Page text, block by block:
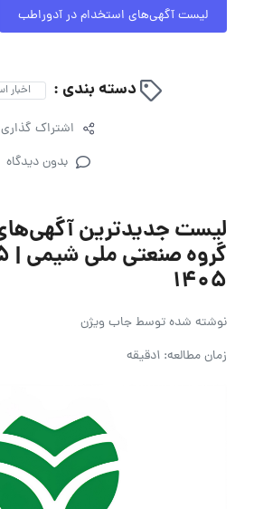
لیست آگهی‌های استخدام در آدوراطب
دسته بندی : اخبار
اشتراک گذاری
بدون دیدگاه
لیست جدیدترین
۱۴۰۵
نوشته شده توسطجاب ویژن
زمان مطالعه: 1دقیقه